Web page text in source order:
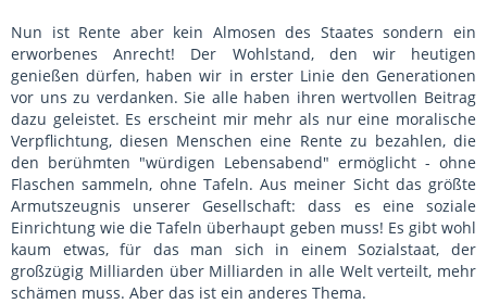
Nun ist Rente aber kein Almosen des Staates sondern ein
erworbenes Anrecht! Der Wohlstand, den wir heutigen
genießen dürfen, haben wir in erster Linie den Generationen
vor uns zu verdanken. Sie alle haben ihren wertvollen Beitrag
dazu geleistet. Es erscheint mir mehr als nur eine moralische
Verpflichtung, diesen Menschen eine Rente zu bezahlen, die
den berühmten "würdigen Lebensabend" ermöglicht - ohne
Flaschen sammeln, ohne Tafeln. Aus meiner Sicht das größte
Armutszeugnis unserer Gesellschaft: dass es eine soziale
Einrichtung wie die Tafeln überhaupt geben muss! Es gibt wohl
kaum etwas, für das man sich in einem Sozialstaat, der
großzügig Milliarden über Milliarden in alle Welt verteilt, mehr
schämen muss. Aber das ist ein anderes Thema.